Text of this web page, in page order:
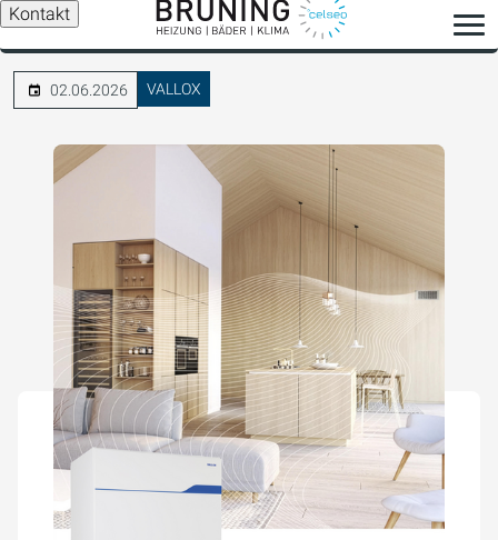
Kontakt
02.06.2026 VALLOX